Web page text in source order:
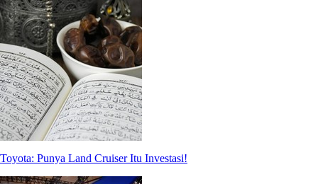
Toyota: Punya Land Cruiser Itu Investasi!